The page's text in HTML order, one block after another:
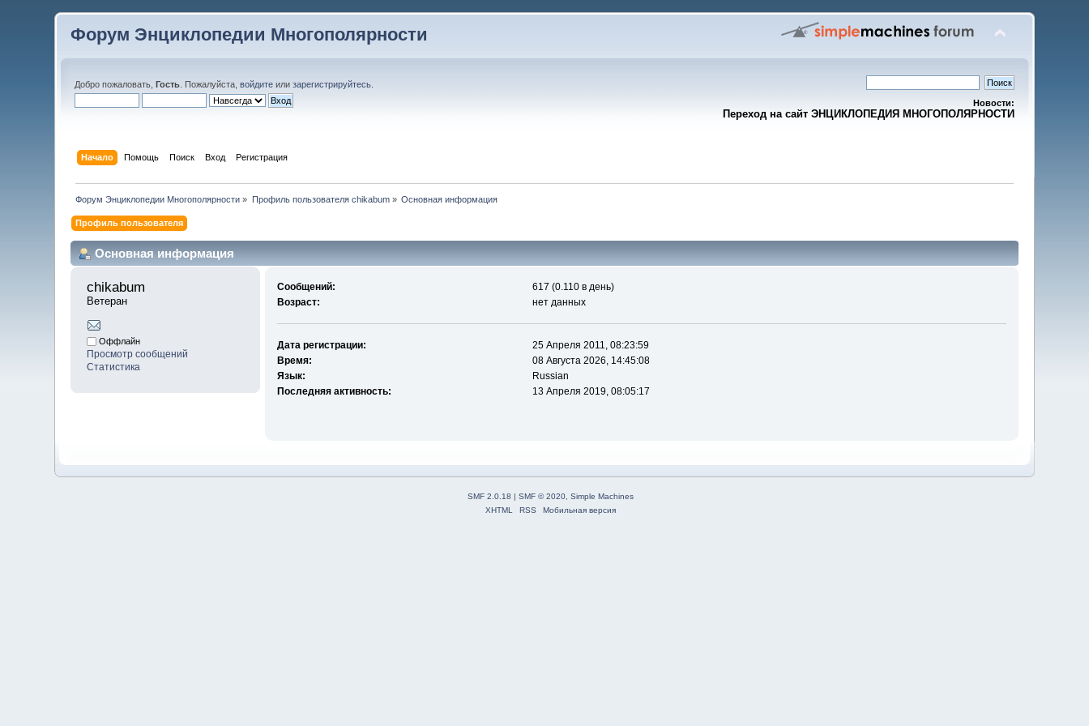
Форум Энциклопедии Многополярности
Добро пожаловать,Гость . Пожалуйста,войдите илизарегистрируйтесь
Новости:
Переход на сайт ЭНЦИКЛОПЕДИЯ МНОГОПОЛЯРНОСТИ
Начало Помощь Поиск Вход Регистрация
Форум Энциклопедии Многополярности » Профиль пользователя chikabum» Основная информация
Профиль пользователя
Основная информация
chikabum
Ветеран
Оффлайн
Просмотр сообщений
Статистика
Сообщений:
617 (0.110 в день)
Возраст:
нет данных
Дата регистрации:
25 Апреля 2011, 08:23:59
Время:
08 Августа 2026, 14:45:08
Язык:
Russian
Последняя активность:
13 Апреля 2019, 08:05:17
SMF 2.0.18 | SMF © 2020, Simple Machines
XHTML
RSS Мобильная версия